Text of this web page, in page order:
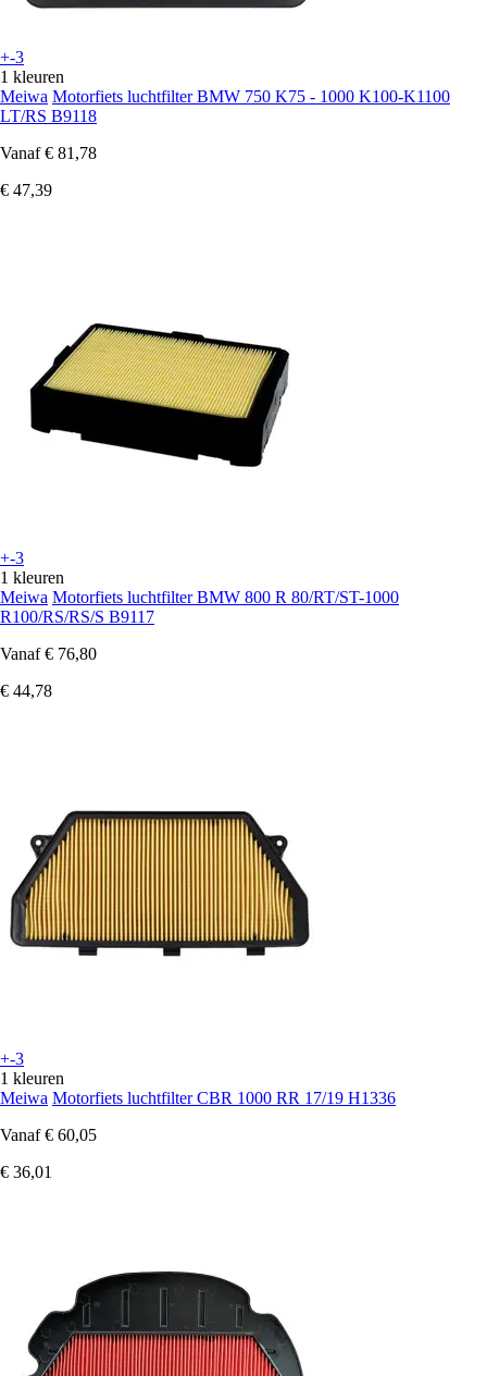
+-3
1 kleuren
Meiwa Motorfiets luchtfilter BMW 750 K75 - 1000 K100-K1100
LT/RS B9118
Vanaf € 81,78
€ 47,39
+-3
1 kleuren
Meiwa Motorfiets luchtfilter BMW 800 R 80/RT/ST-1000
R100/RS/RS/S B9117
Vanaf € 76,80
€ 44,78
+-3
1 kleuren
Meiwa Motorfiets luchtfilter CBR 1000 RR 17/19 H1336
Vanaf € 60,05
€ 36,01